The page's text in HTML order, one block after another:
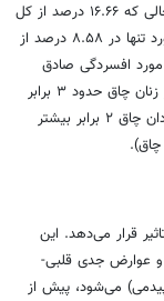
اسکیزوفرنی و اعتیاد به نیکوتین را نشان می‌دهند. در حالی که ۱۶.۶۶ درصد از کل
مردان چاق نیز از اعتیاد به نیکوتین رنج می‌برند، این مورد تنها در ۸.۵۸ درصد از
افسردگی صادق
است؛ میزان اپیزودهای افسردگی تشخیص داده شده در زنان چاق حدود ۳ برابر
بیشتر بود (۱۳.۳ درصد چاق، ۴.۸ درصد غیر چاق) و مردان چاق ۲ برابر بیشتر
تاثیر قرار می‌دهد. این
و عوارض جدی قلبی-
می‌شود، پیش از